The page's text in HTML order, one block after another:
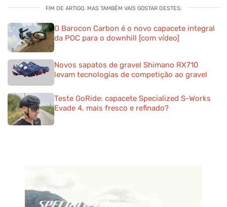
FIM DE ARTIGO. MAS TAMBÉM VAIS GOSTAR DESTES:
O Barocon Carbon é o novo capacete integral
da POC para o downhill [com vídeo]
Novos sapatos de gravel Shimano RX710
levam tecnologias de competição ao gravel
Teste GoRide: capacete Specialized S-Works
Evade 4, mais fresco e refinado?